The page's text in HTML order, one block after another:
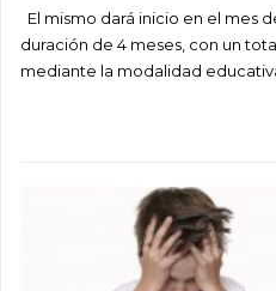
El mismo dará inicio en el mes
duración de 4 meses, con un
mediante la modalidad